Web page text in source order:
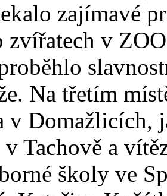
zajímavé
zvířatech v
Na třetím
v
v Tachově a
školy ve